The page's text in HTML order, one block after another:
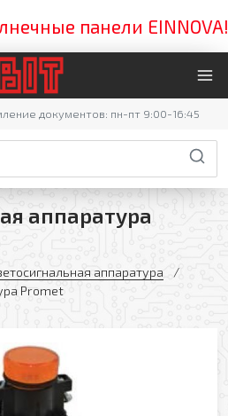
панели EINNOVA!
документов: пн-пт 9:00-16:45
аппаратура
аппаратура
Promet